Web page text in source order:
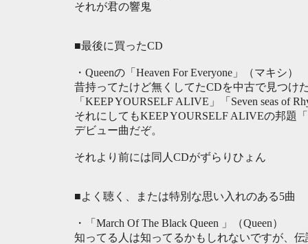
それが君の響鬼
■最後に買ったCD
・Queenの「Heaven For Everyone」（マキシ）
昔持ってたけど無くしてたCDを中古で見つけ
「KEEP YOURSELF ALIVE」「Seven seas of
それにしてもKEEP YOURSELF ALIVEの邦題
デビュー曲だぞ。
それより前には同人CDがずらりひょん
■よく聴く、または特別な思い入れのある5曲
・「March Of The Black Queen 」（Queen）
知ってる人は知ってるかもしれないですが、